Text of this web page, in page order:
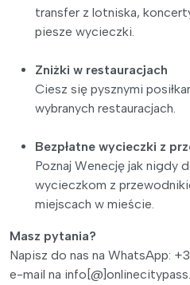
transfer z lotniska,
piesze wycieczki.
Zniżki w restauracjach
Ciesz się pysznymi
wybranych restauracjach.
Bezpłatne wycieczki z
Poznaj Wenecję jak nigdy
wycieczkom z
miejscach w mieście.
Masz pytania?
Napisz do nas na WhatsApp:
e-mail na